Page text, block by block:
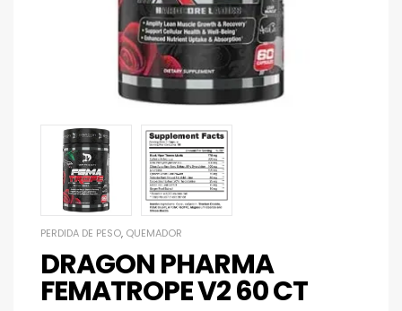
PERDIDA DE PESO, QUEMADOR
DRAGON PHARMA
FEMATROPE V2 60 CT